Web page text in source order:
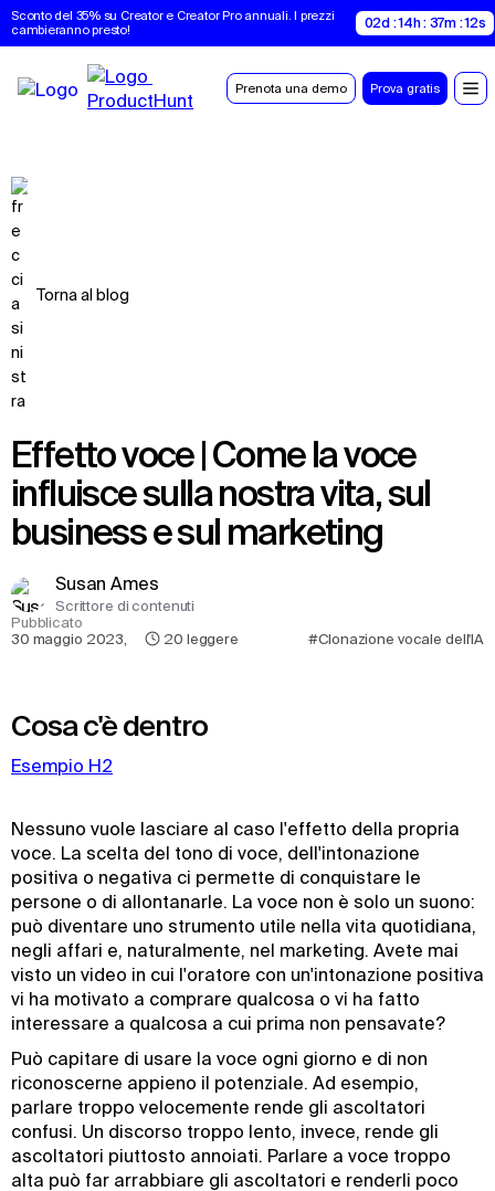
Sconto del 35% su Creator e Creator Pro annuali. I prezzi
cambieranno presto!
02d : 14h : 37m : 11s
Prenota una demo Prova gratis
Torna al blog
Effetto voce | Come la voce
influisce sulla nostra vita, sul
business e sul marketing
Susan Ames
Scrittore di contenuti
Pubblicato
30 maggio 2023, 20 leggere #Clonazione vocale dell'IA
Cosa c'è dentro
Esempio H2
Nessuno vuole lasciare al caso l'effetto della propria
voce. La scelta del tono di voce, dell'intonazione
positiva o negativa ci permette di conquistare le
persone o di allontanarle. La voce non è solo un suono:
può diventare uno strumento utile nella vita quotidiana,
negli affari e, naturalmente, nel marketing. Avete mai
visto un video in cui l'oratore con un'intonazione positiva
vi ha motivato a comprare qualcosa o vi ha fatto
interessare a qualcosa a cui prima non pensavate?
Può capitare di usare la voce ogni giorno e di non
riconoscerne appieno il potenziale. Ad esempio,
parlare troppo velocemente rende gli ascoltatori
confusi. Un discorso troppo lento, invece, rende gli
ascoltatori piuttosto annoiati. Parlare a voce troppo
alta può far arrabbiare gli ascoltatori e renderli poco